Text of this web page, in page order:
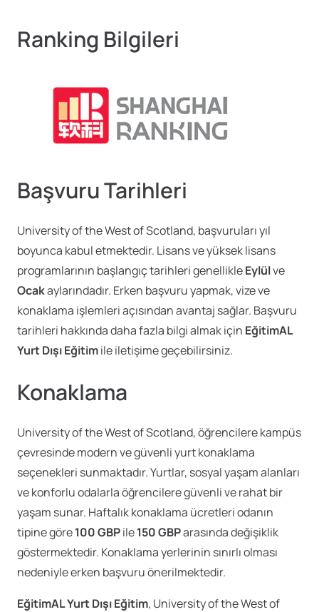
Ranking Bilgileri
Başvuru Tarihleri
University of the West of Scotland, başvuruları yıl
boyunca kabul etmektedir. Lisans ve yüksek lisans
programlarının başlangıç tarihleri genellikleEylülve
Ocakaylarındadır. Erken başvuru yapmak, vize ve
konaklama işlemleri açısından avantaj sağlar. Başvuru
tarihleri hakkında daha fazla bilgi almak için EğitimAL
Yurt Dışı Eğitimile iletişime geçebilirsiniz.
Konaklama
University of the West of Scotland, öğrencilere kampüs
çevresinde modern ve güvenli yurt konaklama
seçenekleri sunmaktadır. Yurtlar, sosyal yaşam alanları
ve konforlu odalarla öğrencilere güvenli ve rahat bir
yaşam sunar. Haftalık konaklama ücretleri odanın
tipine göre100 GBPile150 GBParasında değişiklik
göstermektedir. Konaklama yerlerinin sınırlı olması
nedeniyle erken başvuru önerilmektedir.
EğitimAL Yurt Dışı Eğitim, University of the West of